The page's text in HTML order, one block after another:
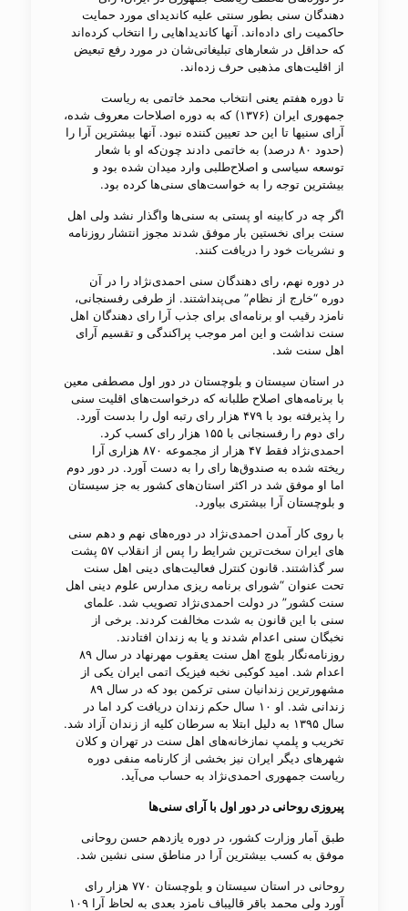
دهندگان سنی بطور سنتی علیه کاندیدای مورد حمایت
حاکمیت رای داده‌اند. آنها کاندیداهایی را انتخاب کرده‌اند
که حداقل در شعارهای تبلیغاتی‌شان در مورد رفع تبعیض
از اقلیت‌های مذهبی حرف زده‌اند.
تا دوره هفتم یعنی انتخاب محمد خاتمی به ریاست
جمهوری ایران (۱۳۷۶) که به دوره اصلاحات معروف شده،
آرای سنی​ها تا این حد تعیین کننده نبود. آنها بیشترین آرا را
(حدود ۸۰ درصد) به خاتمی دادند چون‌که او با شعار
توسعه سیاسی و اصلاح‌طلبی وارد میدان شده بود و
بیشترین توجه را به خواست‌های سنی‌ها کرده بود.
اگر چه در کابینه او پستی به سنی‌ها واگذار نشد ولی اهل
سنت برای نخستین بار موفق شدند مجوز انتشار روزنامه
و نشریات خود را دریافت کنند.
در دوره نهم، رای دهندگان سنی احمدی‌نژاد را در آن
دوره “خارج از نظام” می‌​پنداشتند. از طرفی رفسنجانی،
نامزد رقیب او برنامه​‌ای برای جذب آرا رای دهندگان اهل
سنت نداشت و این امر موجب پراکندگی و تقسیم آرای
اهل سنت شد.
در استان سیستان و بلوچستان در دور اول مصطفی معین
با برنامه‌های اصلاح طلبانه که درخواست​‌های اقلیت​ سنی
را پذیرفته بود با ۴۷۹ هزار رای رتبه اول را بدست آورد.
رای دوم را رفسنجانی با ۱۵۵ هزار رای کسب کرد.
احمدی‌نژاد فقط ۴۷ هزار از مجموعه ۸۷۰ هزاری آرا
ریخته شده به صندوق‌ها​ رای را به دست آورد. در دور دوم
اما او موفق شد در اکثر استان​‌های کشور به جز سیستان
و بلوچستان آرا بیشتری بیاورد.
با روی کار آمدن احمدی​‌نژاد در دوره​‌های نهم و دهم سنی​
‌های ایران سخت​‌ترین شرایط را پس از انقلاب ۵۷ پشت
سر گذاشتند. قانون کنترل فعالیت​‌های دینی اهل سنت
تحت عنوان “شورای برنامه ریزی مدارس علوم دینی اهل
سنت کشور” در دولت احمدی​‌نژاد تصویب شد. علمای
سنی​ با این قانون به شدت مخالفت کردند. برخی از
نخبگان سنی اعدام شدند و یا به زندان افتادند.
اعدام شد. امید کوکبی نخبه فیزیک اتمی ایران یکی از
مشهورترین زندانیان سنی ترکمن بود که در سال ۸۹
زندانی شد. او ۱۰ سال حکم زندان دریافت کرد اما در
سال ۱۳۹۵ به دلیل ابتلا به سرطان کلیه از زندان آزاد شد.
تخریب و پلمپ نمازخانه‌های اهل سنت در تهران و کلان
شهرهای دیگر ایران نیز بخشی از کارنامه منفی دوره
ریاست جمهوری احمدی‌نژاد به حساب می​‌آید.
پیروزی روحانی در دور اول با آرای سنی‌ها
طبق آمار وزارت کشور، در دوره یازدهم حسن روحانی
موفق به کسب بیشترین آرا در مناطق سنی نشین شد.
روحانی در استان سیستان و بلوچستان ۷۷۰ هزار رای
آورد ولی محمد باقر قالیباف نامزد بعدی به لحاظ آرا ۱۰۹